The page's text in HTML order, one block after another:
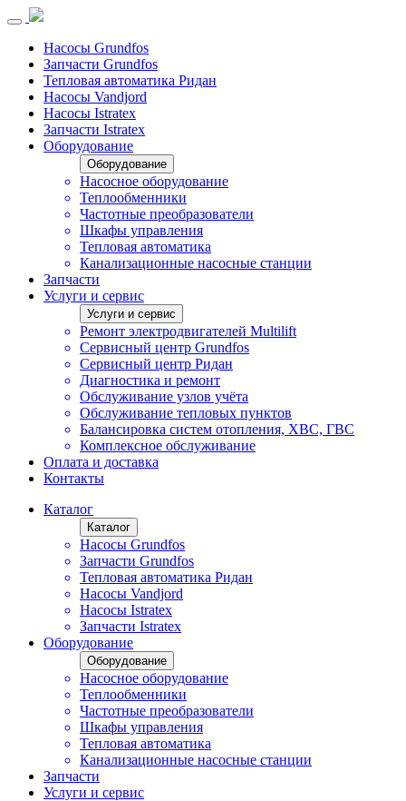
Насосы Grundfos
Запчасти Grundfos
Тепловая автоматика Ридан
Насосы Vandjord
Насосы Istratex
Запчасти Istratex
Оборудование
Оборудование
Насосное оборудование
Теплообменники
Частотные преобразователи
Шкафы управления
Тепловая автоматика
Канализационные насосные станции
Запчасти
Услуги и сервис
Услуги и сервис
Ремонт электродвигателей Multilift
Сервисный центр Grundfos
Сервисный центр Ридан
Диагностика и ремонт
Обслуживание узлов учёта
Обслуживание тепловых пунктов
Балансировка систем отопления, ХВС, ГВС
Комплексное обслуживание
Оплата и доставка
Контакты
Каталог
Каталог
Насосы Grundfos
Запчасти Grundfos
Тепловая автоматика Ридан
Насосы Vandjord
Насосы Istratex
Запчасти Istratex
Оборудование
Оборудование
Насосное оборудование
Теплообменники
Частотные преобразователи
Шкафы управления
Тепловая автоматика
Канализационные насосные станции
Запчасти
Услуги и сервис